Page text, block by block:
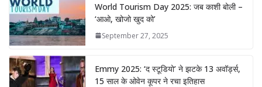
World Tourism Day 2025: जब काशी बोली –
‘आओ, खोजो खुद को’
September 27, 2025
Emmy 2025: ‘द स्टूडियो’ ने झटके 13 अवॉर्ड्स,
15 साल के ओवेन कूपर ने रचा इतिहास